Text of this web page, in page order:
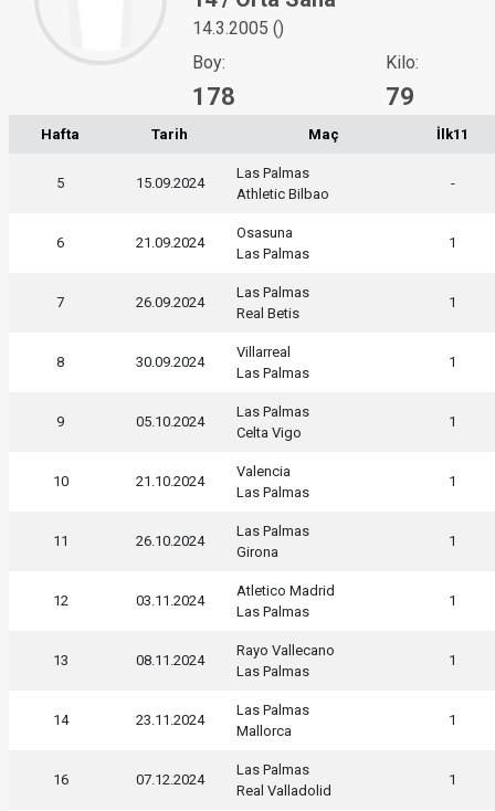
14.3.2005 ()
Boy:
178
Kilo:
79
Hafta Tarih Maç İlk11
5 15.09.2024
Las Palmas
Athletic Bilbao
-
6 21.09.2024
Osasuna
Las Palmas
1
7 26.09.2024
Las Palmas
Real Betis
1
8 30.09.2024
Villarreal
Las Palmas
1
9 05.10.2024
Las Palmas
Celta Vigo
1
10 21.10.2024
Valencia
Las Palmas
1
11 26.10.2024
Las Palmas
Girona
1
12 03.11.2024
Atletico Madrid
Las Palmas
1
13 08.11.2024
Rayo Vallecano
Las Palmas
1
14 23.11.2024
Las Palmas
Mallorca
1
16 07.12.2024
Las Palmas
Real Valladolid
1